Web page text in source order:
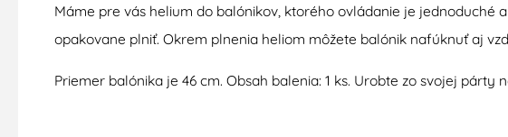
Máme pre vás helium do balónikov, ktorého ovládanie je jednoduché
opakovane plniť. Okrem plnenia heliom môžete balónik nafúknuť aj
Priemer balónika je 46 cm. Obsah balenia: 1 ks. Urobte zo svojej